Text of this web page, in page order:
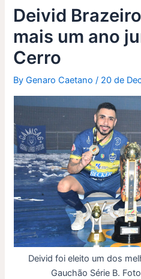
Deivid
mais um ano
Cerro
ByGenaro Caetano/ 20 de
Deivid foi eleito um dos
Gauchão Série B.